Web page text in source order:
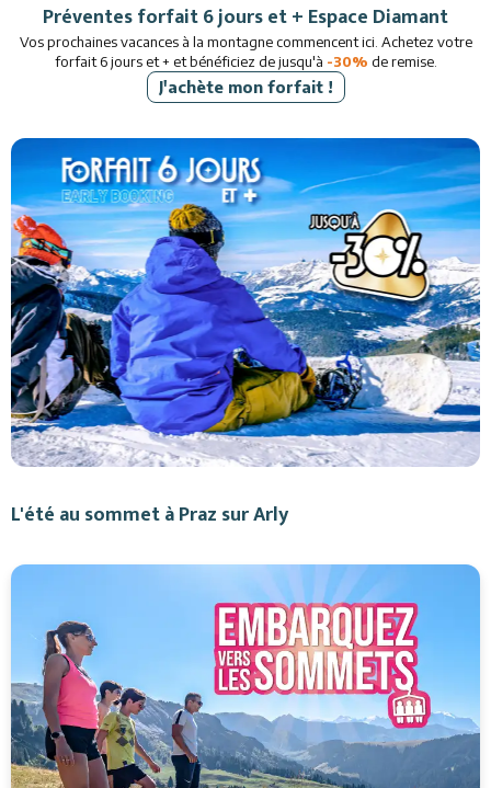
Préventes forfait 6 jours et + Espace Diamant
Vos prochaines vacances à la montagne commencent ici. Achetez votre
forfait 6 jours et + et bénéficiez de jusqu'à -30% de remise.
J'achète mon forfait !
L'été au sommet à Praz sur Arly